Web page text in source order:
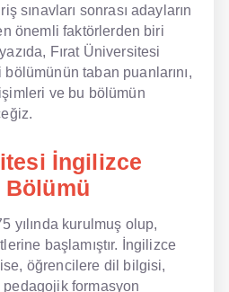
sınavları sonrası adayların
önemli faktörlerden biri
Fırat Üniversitesi
taban puanlarını,
ve bu bölümün
İngilizce
Bölümü
yılında kurulmuş olup,
başlamıştır. İngilizce
öğrencilere dil bilgisi,
formasyon